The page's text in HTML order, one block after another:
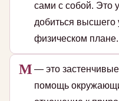
сами с собой. Это
добиться высшего
физическом плане.
М — это
помощь